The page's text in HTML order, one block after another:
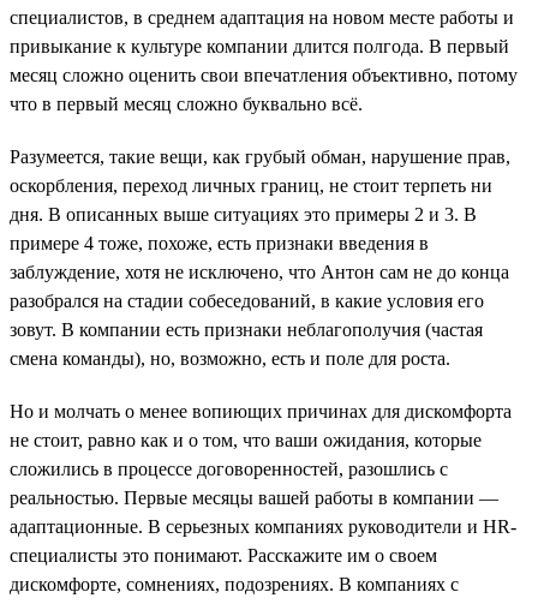
специалистов, в среднем адаптация на новом месте работы и
привыкание к культуре компании длится полгода. В первый
месяц сложно оценить свои впечатления объективно, потому
что в первый месяц сложно буквально всё.
Разумеется, такие вещи, как грубый обман, нарушение прав,
оскорбления, переход личных границ, не стоит терпеть ни
дня. В описанных выше ситуациях это примеры 2 и 3. В
примере 4 тоже, похоже, есть признаки введения в
заблуждение, хотя не исключено, что Антон сам не до конца
разобрался на стадии собеседований, в какие условия его
зовут. В компании есть признаки неблагополучия (частая
смена команды), но, возможно, есть и поле для роста.
Но и молчать о менее вопиющих причинах для дискомфорта
не стоит, равно как и о том, что ваши ожидания, которые
сложились в процессе договоренностей, разошлись с
реальностью. Первые месяцы вашей работы в компании —
адаптационные. В серьезных компаниях руководители и HR-
специалисты это понимают. Расскажите им о своем
дискомфорте, сомнениях, подозрениях. В компаниях с